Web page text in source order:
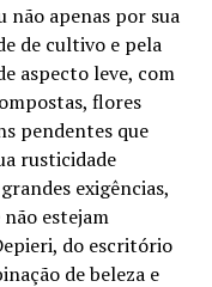
não apenas por sua
de cultivo e pela
aspecto leve, com
flores
pendentes que
rusticidade
exigências,
estejam
do escritório
de beleza e